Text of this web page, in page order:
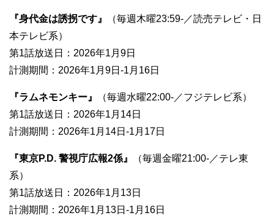
『身代金は誘拐です』
（毎週木曜23:59-／読売テレビ・日
本テレビ系）
第1話放送日：2026年1月9日
計測期間：2026年1月9日-1月16日
『ラムネモンキー』
（毎週水曜22:00-／フジテレビ系）
第1話放送日：2026年1月14日
計測期間：2026年1月14日-1月17日
『東京P.D. 警視庁広報2係』
（毎週金曜21:00-／テレ東
系）
第1話放送日：2026年1月13日
計測期間：2026年1月13日-1月16日